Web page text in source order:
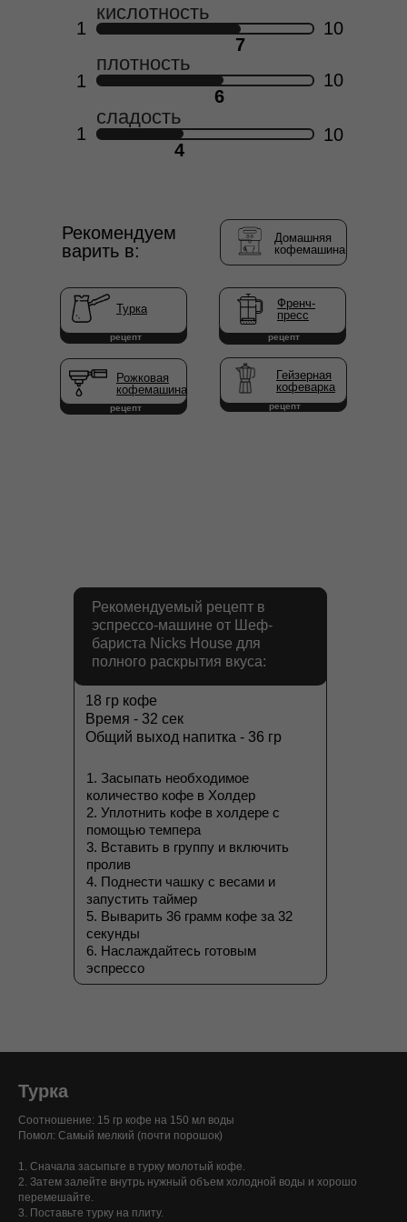
кислотность
плотность
сладость
Турка
Гейзерная
кофеварка
Рожковая
кофемашина
Домашняя
кофемашина
LET'S GO!
Френч-
пресс
Рекомендуем
варить в:
рецепт
рецепт
рецепт
рецепт
Рекомендуемый рецепт в
эспрессо-машине от Шеф-
бариста Nicks House для
полного раскрытия вкуса:
18 гр кофе
Время - 32 сек
Общий выход напитка - 36 гр
1. Засыпать необходимое
количество кофе в Холдер
2. Уплотнить кофе в холдере с
помощью темпера
3. Вставить в группу и включить
пролив
4. Поднести чашку с весами и
запустить таймер
5. Выварить 36 грамм кофе за 32
секунды
6. Наслаждайтесь готовым
эспрессо
10
1
1 10
1 10
7
6
4
Турка
Соотношение: 15 гр кофе на 150 мл воды
Помол: Самый мелкий (почти порошок)
1. Сначала засыпьте в турку молотый кофе.
2. Затем залейте внутрь нужный объем холодной воды и хорошо
перемешайте.
3. Поставьте турку на плиту.